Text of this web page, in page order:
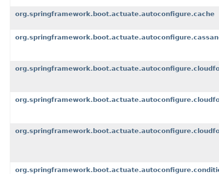
org.springframework.boot.actuate.autoconfigure.cache